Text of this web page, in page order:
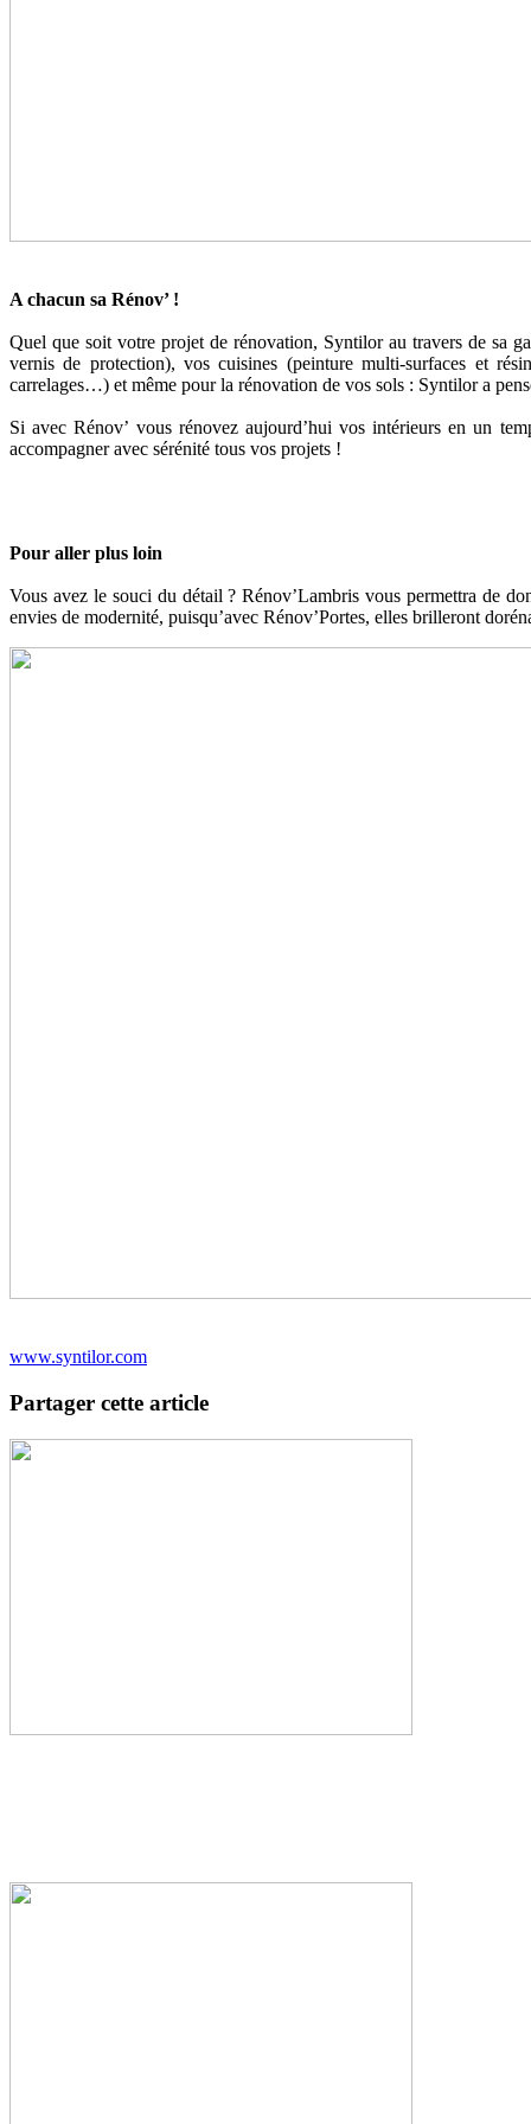
A chacun sa Rénov’ !
Quel que soit votre projet de rénovation, Syntilor au travers de sa
vernis de protection), vos cuisines (peinture multi-surfaces et
carrelages…) et même pour la rénovation de vos sols : Syntilor a
Si avec Rénov’ vous rénovez aujourd’hui vos intérieurs en un
accompagner avec sérénité tous vos projets !
Pour aller plus loin
Vous avez le souci du détail ? Rénov’Lambris vous permettra de
envies de modernité, puisqu’avec Rénov’Portes, elles brilleront
www.syntilor.com
Partager cette article